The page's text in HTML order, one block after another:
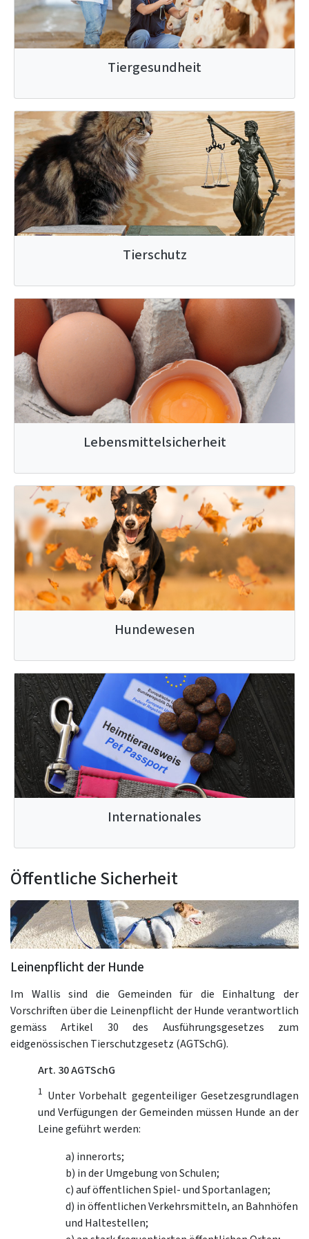
Tiergesundheit
Tierschutz
Lebensmittelsicherheit
Hundewesen
Internationales
Öffentliche Sicherheit
Leinenpflicht der Hunde
Im Wallis sind die Gemeinden für die Einhaltung der
Vorschriften über die Leinenpflicht der Hunde verantwortlich
gemäss Artikel 30 des Ausführungsgesetzes zum
eidgenössischen Tierschutzgesetz (AGTSchG).
Art. 30 AGTSchG
1 Unter Vorbehalt gegenteiliger Gesetzesgrundlagen
und Verfügungen der Gemeinden müssen Hunde an der
Leine geführt werden:
a) innerorts;
b) in der Umgebung von Schulen;
c) auf öffentlichen Spiel- und Sportanlagen;
d) in öffentlichen Verkehrsmitteln, an Bahnhöfen
und Haltestellen;